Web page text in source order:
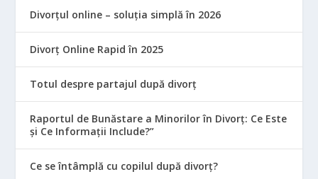
Divorțul online – soluția simplă în 2026
Divorț Online Rapid în 2025
Totul despre partajul după divorț
Raportul de Bunăstare a Minorilor în Divorț: Ce Este
și Ce Informații Include?”
Ce se întâmplă cu copilul după divorț?